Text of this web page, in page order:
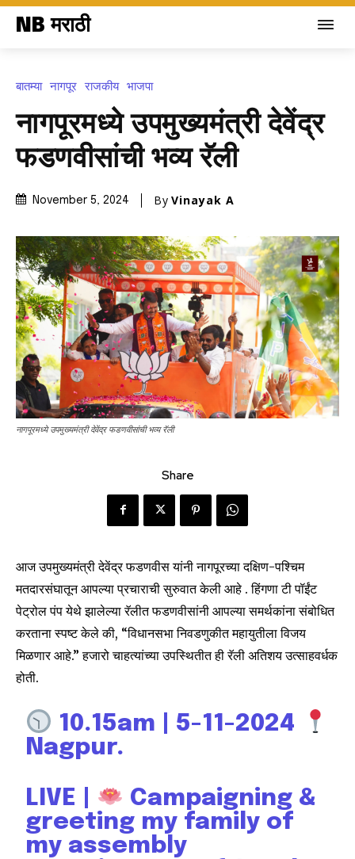
NB मराठी
बातम्या नागपूर राजकीय भाजपा
नागपूरमध्ये उपमुख्यमंत्री देवेंद्र
फडणवीसांची भव्य रॅली
November 5, 2024 By Vinayak A
नागपूरमध्ये उपमुख्यमंत्री देवेंद्र फडणवीसांची भव्य रॅली
Share
आज उपमुख्यमंत्री देवेंद्र फडणवीस यांनी नागपूरच्या दक्षिण-पश्चिम
मतदारसंघातून आपल्या प्रचाराची सुरुवात केली आहे . हिंगणा टी पॉईंट
पेट्रोल पंप येथे झालेल्या रॅलीत फडणवीसांनी आपल्या समर्थकांना संबोधित
करताना स्पष्ट केले की, “विधानसभा निवडणुकीत महायुतीला विजय
मिळणार आहे.” हजारो चाहत्यांच्या उपस्थितीत ही रॅली अतिशय उत्साहवर्धक
होती.
10.15am | 5-11-2024
Nagpur.
LIVE |
Campaigning &
greeting my family of
my assembly